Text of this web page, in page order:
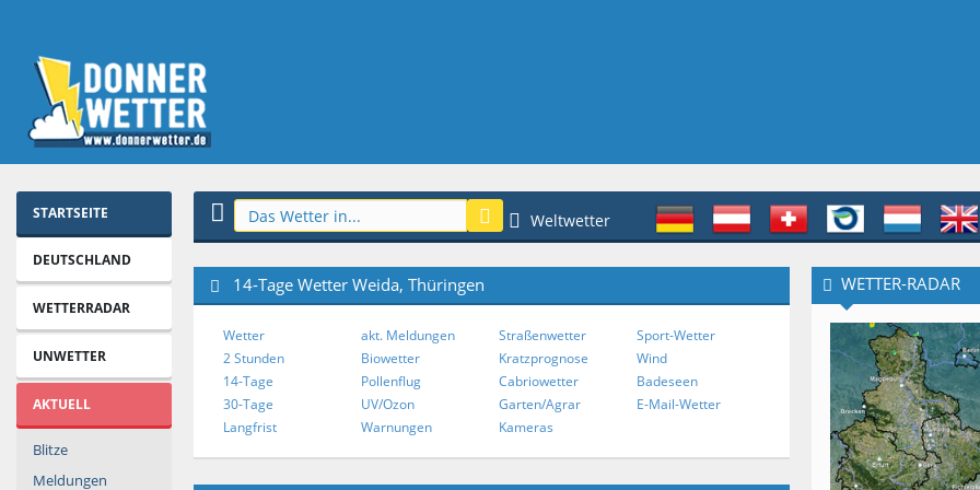
STARTSEITE
DEUTSCHLAND
WETTERRADAR
UNWETTER
AKTUELL
Blitze
Meldungen
Weltwetter
14-Tage Wetter Weida, Thüringen
Wetter
2 Stunden
14-Tage
30-Tage
Langfrist
akt. Meldungen
Biowetter
Pollenflug
UV/Ozon
Warnungen
Straßenwetter
Kratzprognose
Cabriowetter
Garten/Agrar
Kameras
Sport-Wetter
Wind
Badeseen
E-Mail-Wetter
WETTER-RADAR